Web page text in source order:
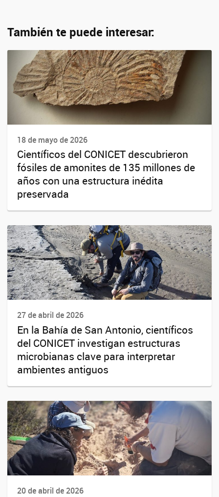
También te puede interesar:
18 de mayo de 2026
Científicos del CONICET descubrieron
fósiles de amonites de 135 millones de
años con una estructura inédita
preservada
27 de abril de 2026
En la Bahía de San Antonio, científicos
del CONICET investigan estructuras
microbianas clave para interpretar
ambientes antiguos
20 de abril de 2026